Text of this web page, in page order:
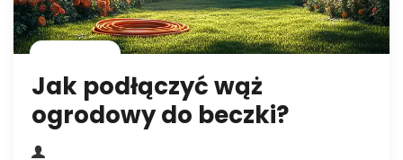
Jak podłączyć wąż
ogrodowy do beczki?